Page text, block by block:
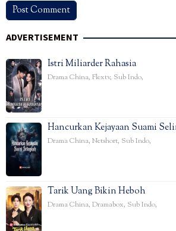
ADVERTISEMENT
Istri Miliarder Rahasia
Drama China, Flextv, Sub Indo,
Hancurkan Kejayaan Suami
Drama China, Netshort, Sub Indo,
Tarik Uang Bikin Heboh
Drama China, Dramabox, Sub Indo,